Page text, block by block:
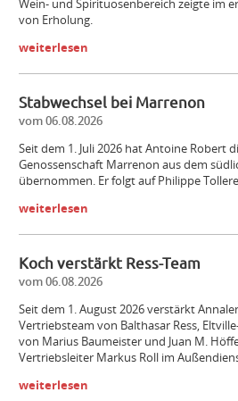
Wein- und Spirituosenbereich zeigte im
von Erholung.
weiterlesen
Stabwechsel bei Marrenon
vom 06.08.2026
Seit dem 1. Juli 2026 hat Antoine Robert
Genossenschaft Marrenon aus dem
übernommen. Er folgt auf Philippe
weiterlesen
Koch verstärkt Ress-Team
vom 06.08.2026
Seit dem 1. August 2026 verstärkt
Vertriebsteam von Balthasar Ress,
von Marius Baumeister und Juan M.
Vertriebsleiter Markus Roll im
weiterlesen